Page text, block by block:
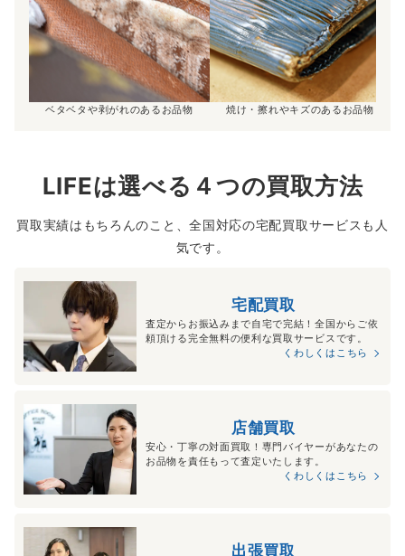
ベタベタや剥がれのあるお品物 焼け・擦れやキズのあるお品物
LIFEは選べる４つの買取方法
買取実績はもちろんのこと、全国対応の宅配買取サービスも人
気です。
宅配買取
査定からお振込みまで自宅で完結！全国からご依
頼頂ける完全無料の便利な買取サービスです。
くわしくはこちら
店舗買取
安心・丁寧の対面買取！専門バイヤーがあなたの
お品物を責任もって査定いたします。
くわしくはこちら
出張買取